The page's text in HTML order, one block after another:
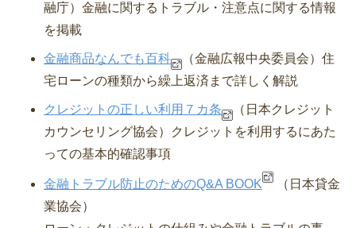
融庁）⾦融に関するトラブル・注意点に関する情報
を掲載
金融商品なんでも百科 （金融広報中央委員会） 住
宅ローンの種類から繰上返済まで詳しく解説
クレジットの正しい利用７カ条
（日本クレジット
カウンセリング協会）
クレジットを利用するにあた
っての基本的確認事項
金融トラブル防止のためのQ&A BOOK
（日本貸金
業協会）